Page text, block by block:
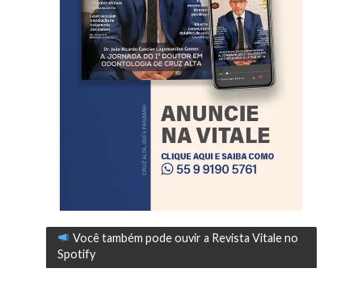
Você também pode ouvir a Revista Vitale no
Spotify